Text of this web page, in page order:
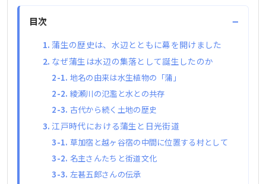
目次 −
蒲生の歴史は、水辺とともに幕を開けました
なぜ蒲生は水辺の集落として誕生したのか
地名の由来は水生植物の「蒲」
綾瀬川の氾濫と水との共存
古代から続く土地の歴史
江戸時代における蒲生と日光街道
草加宿と越ヶ谷宿の中間に位置する村として
名主さんたちと街道文化
左甚五郎さんの伝承